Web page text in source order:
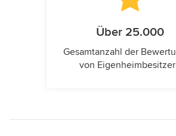
Über 25.000
Gesamtanzahl der
von